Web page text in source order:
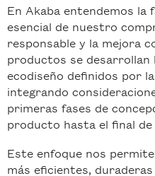
En Akaba entendemos
esencial de nuestro
responsable y la mejora
productos se
ecodiseño definidos por
integrando
primeras fases de
producto hasta el final de
Este enfoque nos
más eficientes,